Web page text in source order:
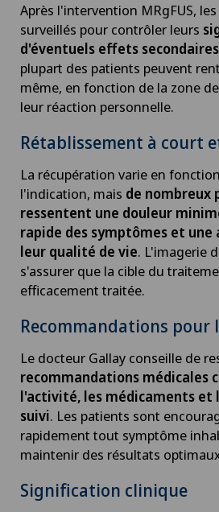
Après l'intervention MRgFUS,
surveillés pour contrôler leurs
d'éventuels effets
plupart des patients peuvent
même, en fonction de la zone
leur réaction personnelle.
Rétablissement à court
La récupération varie en
l'indication, mais de nombreux
ressentent une douleur
rapide des symptômes et
leur qualité de vie. L'imagerie
s'assurer que la cible du
efficacement traitée.
Recommandations pour
Le docteur Gallay conseille de
recommandations médicales
l'activité, les médicaments et
suivi. Les patients sont
rapidement tout symptôme
maintenir des résultats
Signification clinique